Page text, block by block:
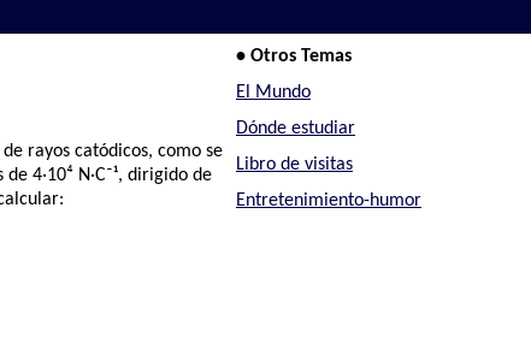
rayos catódicos, como se
4·10⁴ N·C⁻¹, dirigido de
• Otros Temas
El Mundo
Dónde estudiar
Libro de visitas
Entretenimiento-humor